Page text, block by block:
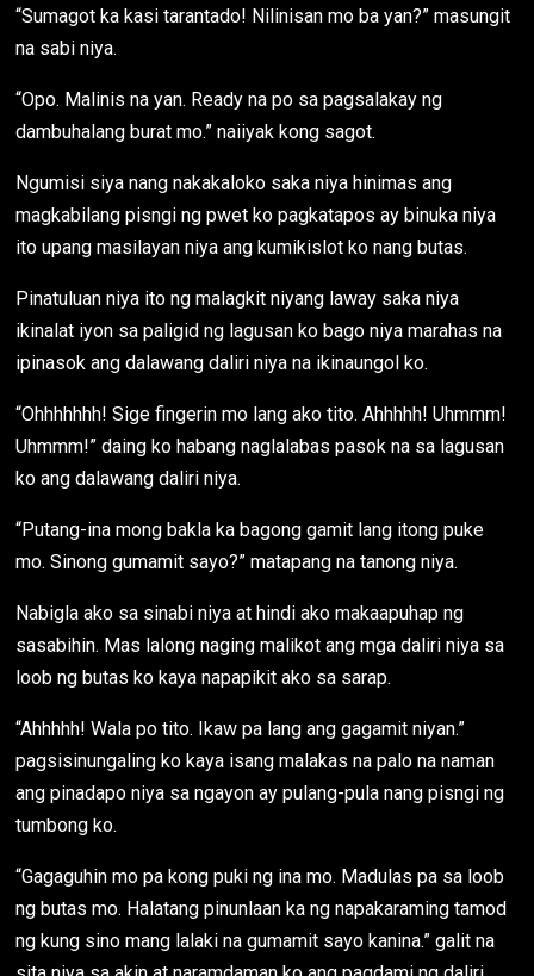
“Sumagot ka kasi tarantado! Nilinisan mo ba yan?” masungit
na sabi niya.
“Opo. Malinis na yan. Ready na po sa pagsalakay ng
dambuhalang burat mo.” naiiyak kong sagot.
Ngumisi siya nang nakakaloko saka niya hinimas ang
magkabilang pisngi ng pwet ko pagkatapos ay binuka niya
ito upang masilayan niya ang kumikislot ko nang butas.
Pinatuluan niya ito ng malagkit niyang laway saka niya
ikinalat iyon sa paligid ng lagusan ko bago niya marahas na
ipinasok ang dalawang daliri niya na ikinaungol ko.
“Ohhhhhhh! Sige fingerin mo lang ako tito. Ahhhhh! Uhmmm!
Uhmmm!” daing ko habang naglalabas pasok na sa lagusan
ko ang dalawang daliri niya.
“Putang-ina mong bakla ka bagong gamit lang itong puke
mo. Sinong gumamit sayo?” matapang na tanong niya.
Nabigla ako sa sinabi niya at hindi ako makaapuhap ng
sasabihin. Mas lalong naging malikot ang mga daliri niya sa
loob ng butas ko kaya napapikit ako sa sarap.
“Ahhhhh! Wala po tito. Ikaw pa lang ang gagamit niyan.”
pagsisinungaling ko kaya isang malakas na palo na naman
ang pinadapo niya sa ngayon ay pulang-pula nang pisngi ng
tumbong ko.
“Gagaguhin mo pa kong puki ng ina mo. Madulas pa sa loob
ng butas mo. Halatang pinunlaan ka ng napakaraming tamod
ng kung sino mang lalaki na gumamit sayo kanina.” galit na